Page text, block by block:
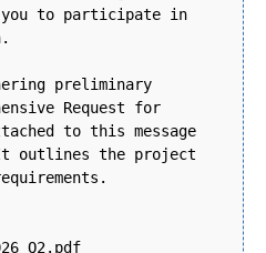
to participate in
preliminary
Request for
to this message
outlines the project